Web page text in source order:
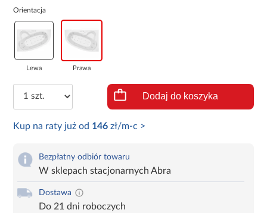
Orientacja
Lewa Prawa
Dodaj do koszyka
Kup na raty już od 146 zł/m-c >
Bezpłatny odbiór towaru
W sklepach stacjonarnych Abra
Dostawa
Do 21 dni roboczych